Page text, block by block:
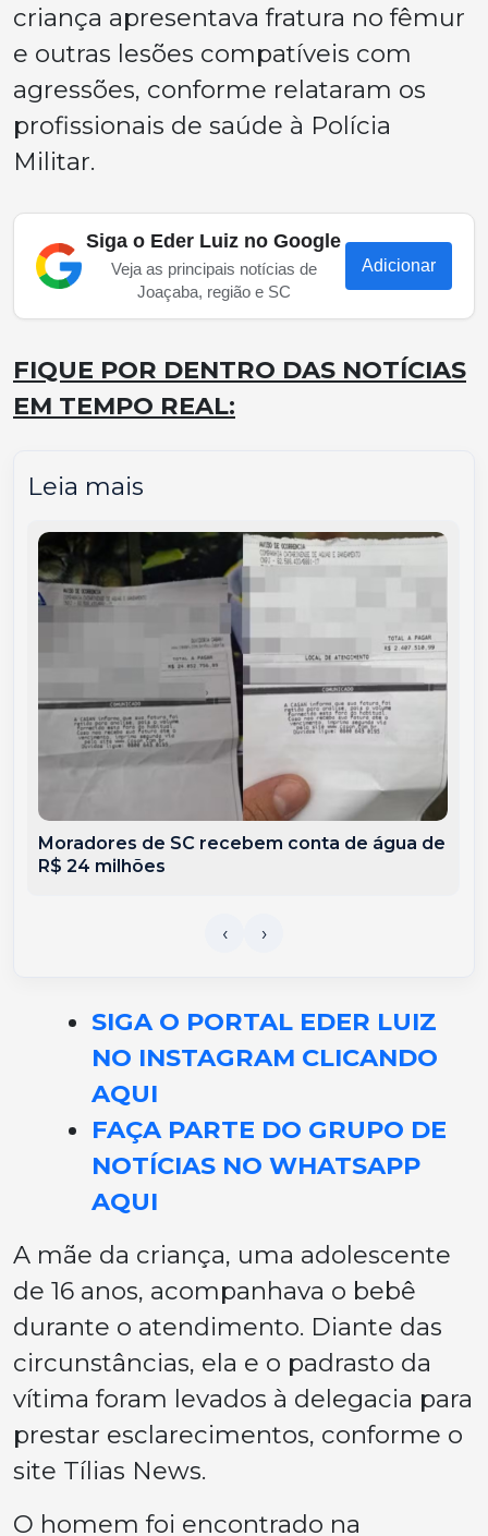
criança apresentava fratura no fêmur
e outras lesões compatíveis com
agressões, conforme relataram os
profissionais de saúde à Polícia
Militar.
Siga o Eder Luiz no Google
Veja as principais notícias de
Joaçaba, região e SC
Adicionar
FIQUE POR DENTRO DAS NOTÍCIAS
EM TEMPO REAL:
Leia mais
Moradores de SC recebem conta de água de
R$ 24 milhões
SIGA O PORTAL EDER LUIZ
NO INSTAGRAM CLICANDO
AQUI
FAÇA PARTE DO GRUPO DE
NOTÍCIAS NO WHATSAPP
AQUI
A mãe da criança, uma adolescente
de 16 anos, acompanhava o bebê
durante o atendimento. Diante das
circunstâncias, ela e o padrasto da
vítima foram levados à delegacia para
prestar esclarecimentos, conforme o
site Tílias News.
O homem foi encontrado na